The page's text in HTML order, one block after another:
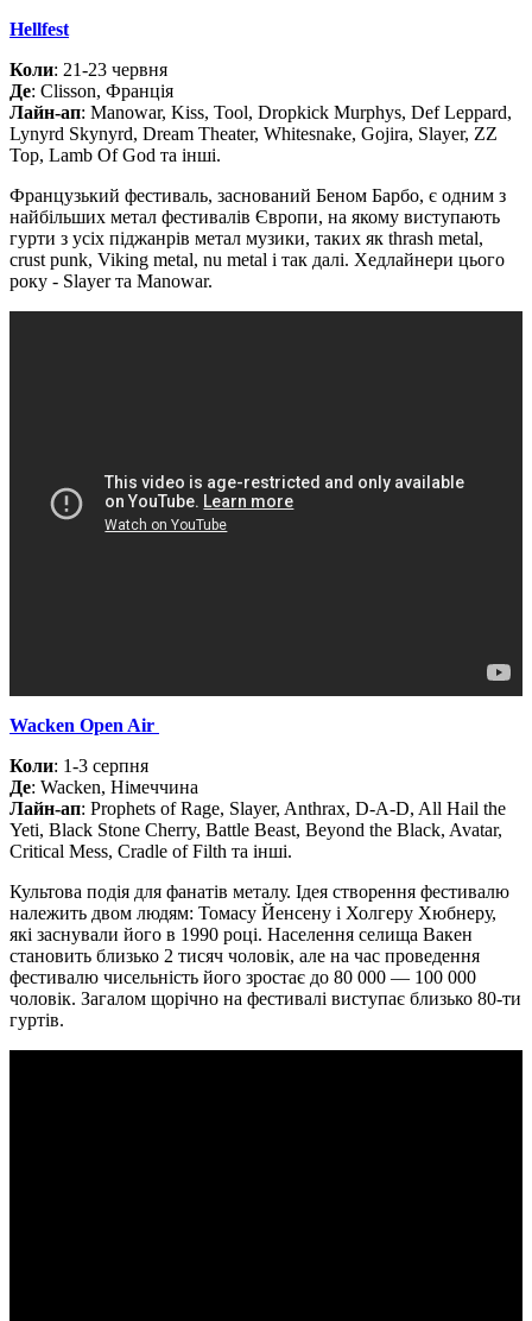
Hellfest
Коли: 21-23 червня
Де: Clisson, Франція
Лайн-ап: Manowar, Kiss, Tool, Dropkick Murphys, Def Leppard,
Lynyrd Skynyrd, Dream Theater, Whitesnake, Gojira, Slayer, ZZ
Top, Lamb Of God та інші.
Французький фестиваль, заснований Беном Барбо, є одним з
найбільших метал фестивалів Європи, на якому виступають
гурти з усіх піджанрів метал музики, таких як thrash metal,
crust punk, Viking metal, nu metal і так далі. Хедлайнери цього
року - Slayer та Manowar.
Wacken Open Air
Коли: 1-3 серпня
Де: Wacken, Німеччина
Лайн-ап: Prophets of Rage, Slayer, Anthrax, D-A-D, All Hail the
Yeti, Black Stone Cherry, Battle Beast, Beyond the Black, Avatar,
Critical Mess, Cradle of Filth та інші.
Культова подія для фанатів металу. Ідея створення фестивалю
належить двом людям: Томасу Йенсену і Холгеру Хюбнеру,
які заснували його в 1990 році. Населення селища Вакен
становить близько 2 тисяч чоловік, але на час проведення
фестивалю чисельність його зростає до 80 000 — 100 000
чоловік. Загалом щорічно на фестивалі виступає близько 80-ти
гуртів.